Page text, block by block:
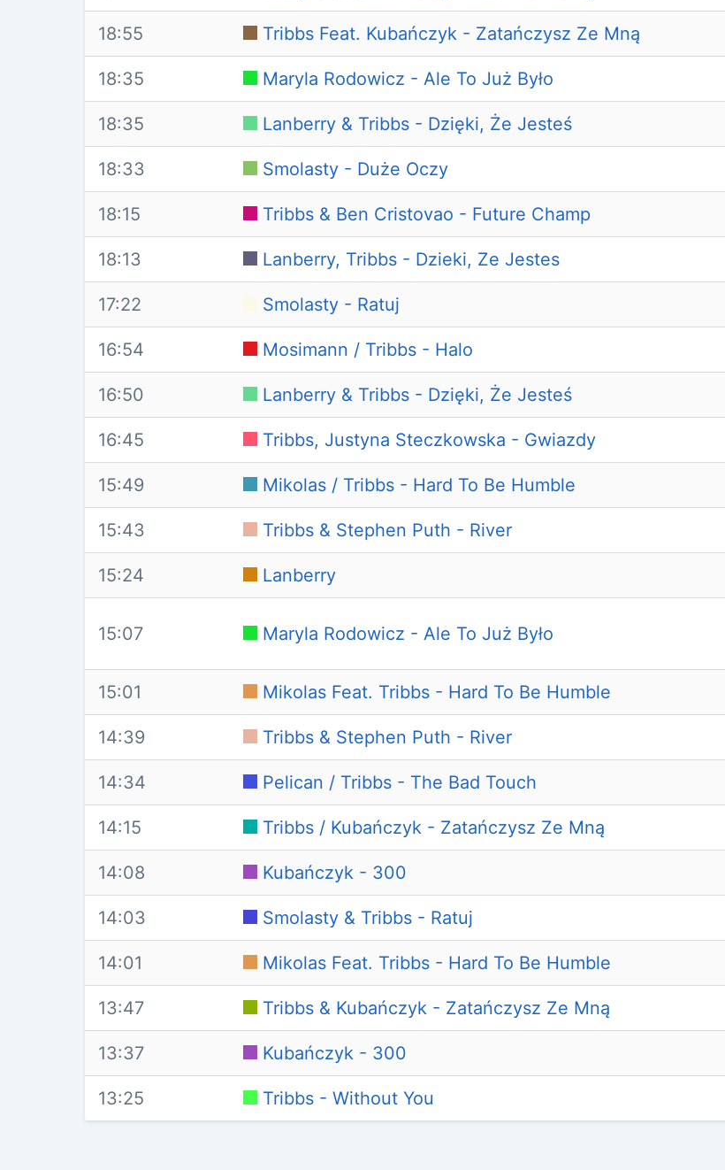
18:55 Tribbs Feat. Kubańczyk - Zatańczysz Ze Mną
18:35 Maryla Rodowicz - Ale To Już Było
18:35 Lanberry & Tribbs - Dzięki, Że Jesteś
18:33 Smolasty - Duże Oczy
18:15 Tribbs & Ben Cristovao - Future Champ
18:13 Lanberry, Tribbs - Dzieki, Ze Jestes
17:22 Smolasty - Ratuj
16:54 Mosimann / Tribbs - Halo
16:50 Lanberry & Tribbs - Dzięki, Że Jesteś
16:45 Tribbs, Justyna Steczkowska - Gwiazdy
15:49 Mikolas / Tribbs - Hard To Be Humble
15:43 Tribbs & Stephen Puth - River
15:24 Lanberry
15:07 Maryla Rodowicz - Ale To Już Było
15:01 Mikolas Feat. Tribbs - Hard To Be Humble
14:39 Tribbs & Stephen Puth - River
14:34 Pelican / Tribbs - The Bad Touch
14:15 Tribbs / Kubańczyk - Zatańczysz Ze Mną
14:08 Kubańczyk - 300
14:03 Smolasty & Tribbs - Ratuj
14:01 Mikolas Feat. Tribbs - Hard To Be Humble
13:47 Tribbs & Kubańczyk - Zatańczysz Ze Mną
13:37 Kubańczyk - 300
13:25 Tribbs - Without You